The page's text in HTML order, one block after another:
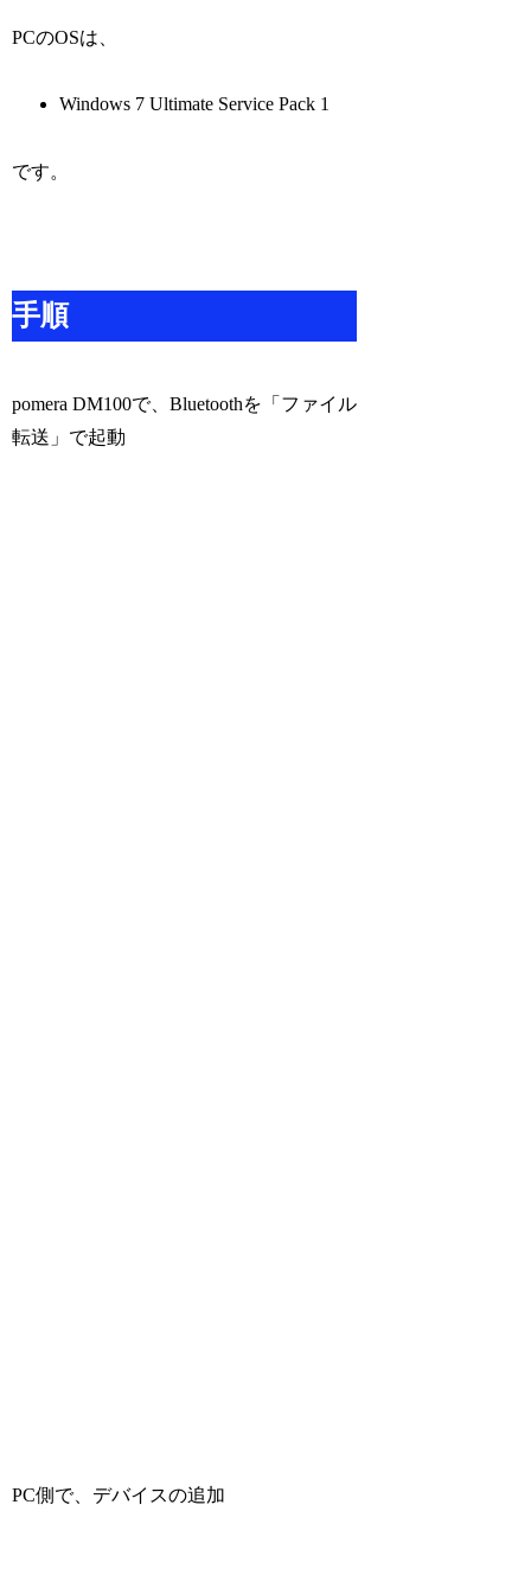
PCのOSは、
Windows 7 Ultimate Service Pack 1
です。
手順
pomera DM100で、Bluetoothを「ファイル
転送」で起動
PC側で、デバイスの追加